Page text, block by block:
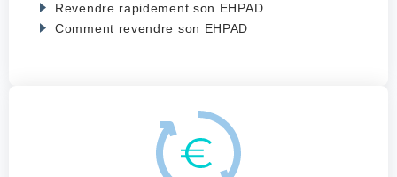
Revendre rapidement son EHPAD
Comment revendre son EHPAD